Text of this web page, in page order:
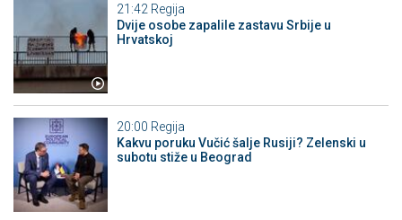
21:42 Regija
Dvije osobe zapalile zastavu Srbije u
Hrvatskoj
20:00 Regija
Kakvu poruku Vučić šalje Rusiji? Zelenski u
subotu stiže u Beograd